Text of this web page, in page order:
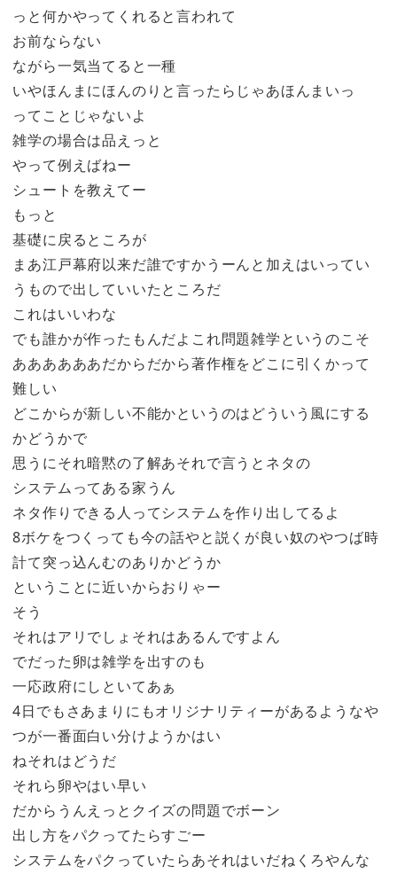
っと何かやってくれると言われて
お前ならない
ながら一気当てると一種
いやほんまにほんのりと言ったらじゃあほんまいっ
ってことじゃないよ
雑学の場合は品えっと
やって例えばねー
シュートを教えてー
もっと
基礎に戻るところが
まあ江戸幕府以来だ誰ですかうーんと加えはいってい
うもので出していいたところだ
これはいいわな
でも誰かが作ったもんだよこれ問題雑学というのこそ
ああああああだからだから著作権をどこに引くかって
難しい
どこからが新しい不能かというのはどういう風にする
かどうかで
思うにそれ暗黙の了解あそれで言うとネタの
システムってある家うん
ネタ作りできる人ってシステムを作り出してるよ
8ボケをつくっても今の話やと説くが良い奴のやつば時
計て突っ込んむのありかどうか
ということに近いからおりゃー
そう
それはアリでしょそれはあるんですよん
でだった卵は雑学を出すのも
一応政府にしといてあぁ
4日でもさあまりにもオリジナリティーがあるようなや
つが一番面白い分けようかはい
ねそれはどうだ
それら卵やはい早い
だからうんえっとクイズの問題でボーン
出し方をパクってたらすごー
システムをパクっていたらあそれはいだねくろやんな